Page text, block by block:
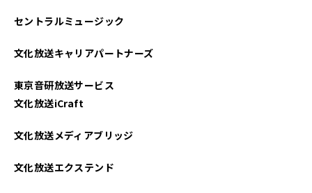
セントラルミュージック
文化放送キャリアパートナーズ
東京音研放送サービス
文化放送iCraft
文化放送メディアブリッジ
文化放送エクステンド